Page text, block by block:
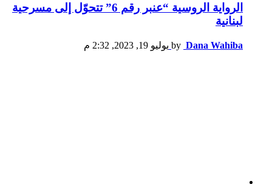
الرواية الروسية “عنبر رقم 6” تتحوّل إلى مسرحية
لبنانية
by Dana Wahiba يوليو 19, 2023, 2:32 م